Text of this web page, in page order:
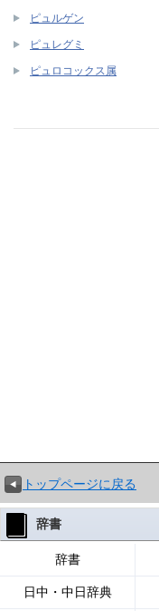
ピュルゲン
ピュレグミ
ピュロコックス属
トップページに戻る
辞書
辞書
日中・中日辞典